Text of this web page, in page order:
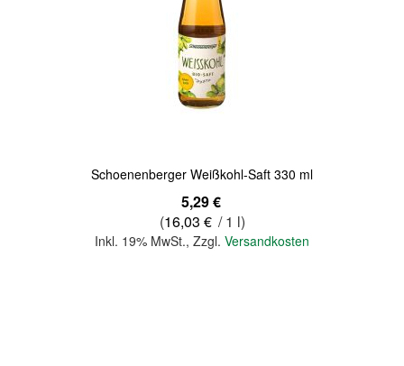
Schoenenberger Weißkohl-Saft 330 ml
5,29 €
(16,03 € / 1 l)
Inkl. 19% MwSt., Zzgl. Versandkosten